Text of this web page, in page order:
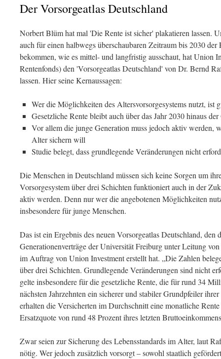
Der Vorsorgeatlas Deutschland
Norbert Blüm hat mal 'Die Rente ist sicher' plakatieren lassen.
auch für einen halbwegs überschaubaren Zeitraum bis 2030
bekommen, wie es mittel- und langfristig ausschaut, hat Union
Rentenfonds) den 'Vorsorgeatlas Deutschland' von Dr. Bernd
lassen. Hier seine Kernaussagen:
Wer die Möglichkeiten des Altersvorsorgesystems nutzt, ist
Gesetzliche Rente bleibt auch über das Jahr 2030 hinaus
Vor allem die junge Generation muss jedoch aktiv werden,
Alter sichern will
Studie belegt, dass grundlegende Veränderungen nicht
Die Menschen in Deutschland müssen sich keine Sorgen um
Vorsorgesystem über drei Schichten funktioniert auch in der
aktiv werden. Denn nur wer die angebotenen Möglichkeiten
insbesondere für junge Menschen.
Das ist ein Ergebnis des neuen Vorsorgeatlas Deutschland, den
Generationenverträge der Universität Freiburg unter Leitung
im Auftrag von Union Investment erstellt hat. „Die Zahlen
über drei Schichten. Grundlegende Veränderungen sind nicht
gelte insbesondere für die gesetzliche Rente, die für rund 34
nächsten Jahrzehnten ein sicherer und stabiler Grundpfeiler
erhalten die Versicherten im Durchschnitt eine monatliche
Ersatzquote von rund 48 Prozent ihres letzten
Zwar seien zur Sicherung des Lebensstandards im Alter, laut
nötig. Wer jedoch zusätzlich vorsorgt – sowohl staatlich